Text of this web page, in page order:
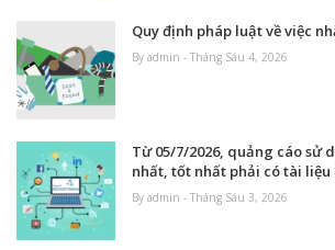
Quy định pháp luật về việc
By admin - Tháng Sáu 4, 2026
Từ 05/7/2026, quảng cáo sử
nhất, tốt nhất phải có tài
By admin - Tháng Sáu 3, 2026